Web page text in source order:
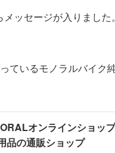
ッセージが入りまし
ているモノラルバイク
オンラインショッ
品の通販ショップ